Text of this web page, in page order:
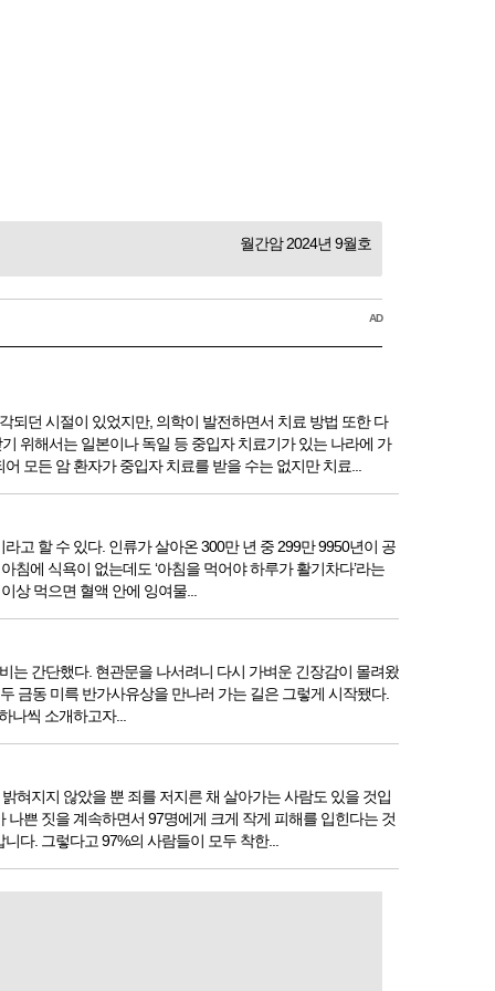
월간암 2024년 9월호
AD
되던 시절이 있었지만, 의학이 발전하면서 치료 방법 또한 다
위해서는 일본이나 독일 등 중입자 치료기가 있는 나라에 가
모든 암 환자가 중입자 치료를 받을 수는 없지만 치료...
고 할 수 있다. 인류가 살아온 300만 년 중 299만 9950년이 공
에 식욕이 없는데도 ‘아침을 먹어야 하루가 활기차다’라는
먹으면 혈액 안에 잉여물...
는 간단했다. 현관문을 나서려니 다시 가벼운 긴장감이 몰려왔
금동 미륵 반가사유상을 만나러 가는 길은 그렇게 시작됐다.
씩 소개하고자...
혀지지 않았을 뿐 죄를 저지른 채 살아가는 사람도 있을 것입
쁜 짓을 계속하면서 97명에게 크게 작게 피해를 입힌다는 것
다. 그렇다고 97%의 사람들이 모두 착한...